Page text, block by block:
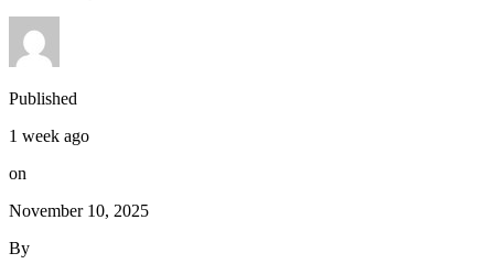
Published
1 week ago
on
November 10, 2025
By